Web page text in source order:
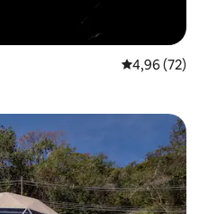
4,96 (72)